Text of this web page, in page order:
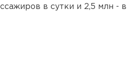
в сутки и 2,5 млн - в